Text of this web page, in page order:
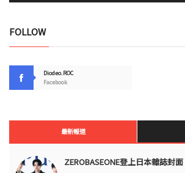
FOLLOW
Diodeo.ROC
Facebook
最新報道
ZEROBASEONE登上日本雜誌封